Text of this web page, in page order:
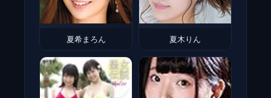
夏希まろん 夏木りん